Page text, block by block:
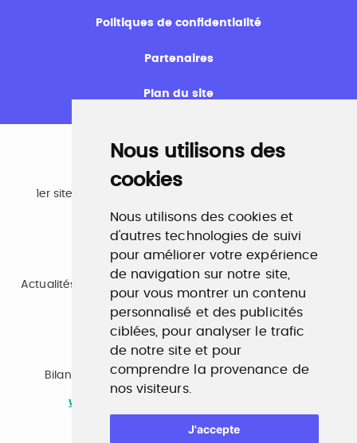
Nous utilisons des
cookies
Nous utilisons des cookies et
d'autres technologies de suivi
pour améliorer votre expérience
de navigation sur notre site,
pour vous montrer un contenu
personnalisé et des publicités
ciblées, pour analyser le trafic
de notre site et pour
comprendre la provenance de
nos visiteurs.
J'accepte
Politiques de confidentialité
Partenaires
Plan du site
Emploi
1er site emploi du secteur culturel 784.000 visites et
www.profilculture.com
Formation
Actualités, guide et annuaire des formations aux métiers
de la culture.
www.profilculture-formation.com
Accompagnement professionnel
Bilan de compétences, coaching, techniques de
recherche d'emploi, entretien conseil.
www.profilculture-competences.com